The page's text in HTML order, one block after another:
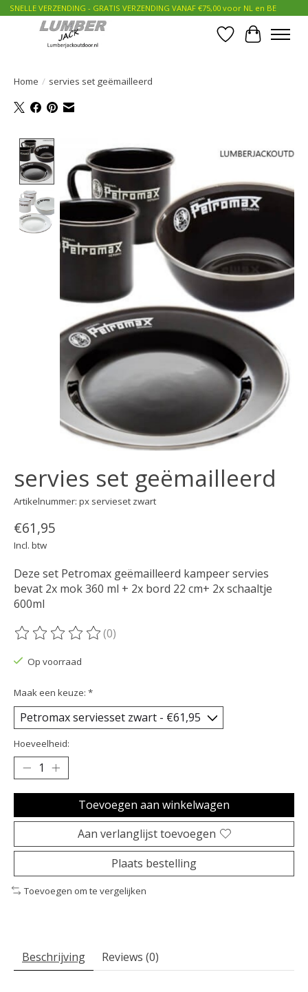
SNELLE VERZENDING - GRATIS VERZENDING VANAF €75,00 voor NL en BE
Verlanglijst
Home / servies set geëmailleerd
Product image slideshow Items
servies set geëmailleerd
Artikelnummer: px servieset zwart
€61,95
Incl. btw
Deze set Petromax geëmailleerd kampeer servies
bevat 2x mok 360 ml + 2x bord 22 cm+ 2x schaaltje
600ml
De beoordeling van dit product is
(0)
Op voorraad
Maak een keuze: *
Hoeveelheid:
Toevoegen aan winkelwagen
Aan verlanglijst toevoegen
Plaats bestelling
Toevoegen om te vergelijken
Beschrijving Reviews (0)